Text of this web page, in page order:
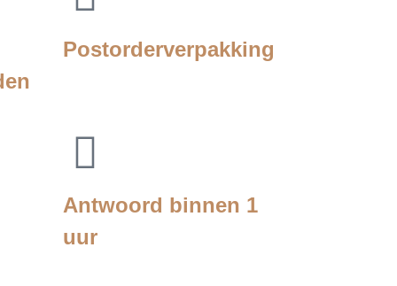
Postorderverpakking
Antwoord binnen 1
uur